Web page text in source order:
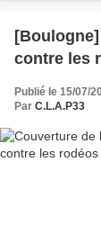
contre les
Publié le 15/07/
Par C.L.A.P33